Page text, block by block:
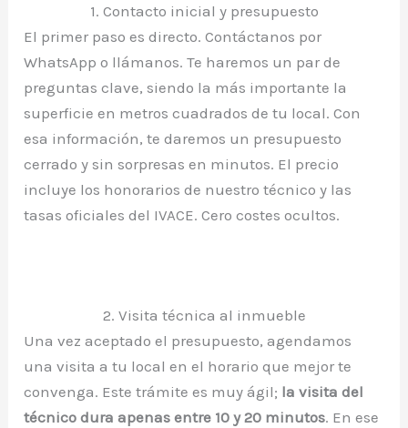
1. Contacto inicial y presupuesto
El primer paso es directo. Contáctanos por
WhatsApp o llámanos. Te haremos un par de
preguntas clave, siendo la más importante la
superficie en metros cuadrados de tu local. Con
esa información, te daremos un presupuesto
cerrado y sin sorpresas en minutos. El precio
incluye los honorarios de nuestro técnico y las
tasas oficiales del IVACE. Cero costes ocultos.
2. Visita técnica al inmueble
Una vez aceptado el presupuesto, agendamos
una visita a tu local en el horario que mejor te
convenga. Este trámite es muy ágil; la visita del
técnico dura apenas entre 10 y 20 minutos. En ese